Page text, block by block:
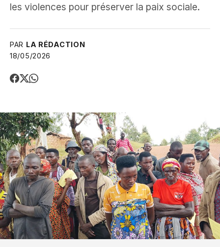
les violences pour préserver la paix sociale.
PAR LA RÉDACTION
18/05/2026